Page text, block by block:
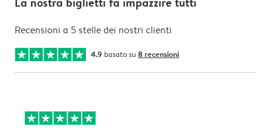
Recensioni a 5 stelle dei nostri clienti
4.9 basato su 8 recensioni